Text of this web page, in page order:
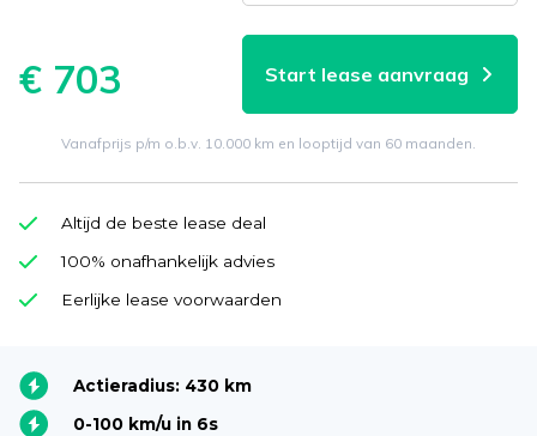
€ 703 Start lease aanvraag
Vanafprijs p/m o.b.v. 10.000 km en looptijd van 60 maanden.
Altijd de beste lease deal
100% onafhankelijk advies
Eerlijke lease voorwaarden
Actieradius: 430 km
0-100 km/u in 6s